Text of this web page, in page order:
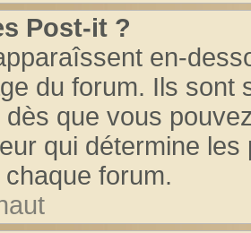
Post-it ?
en-
du forum. Ils
dès que vous
qui détermine
forum.